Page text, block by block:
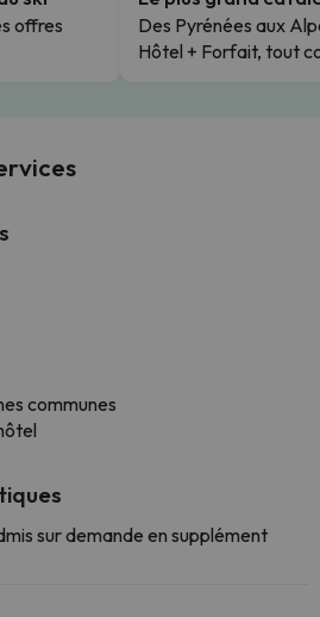
offres
Des Pyrénées aux
Hôtel + Forfait, tout
communes
sur demande en supplément